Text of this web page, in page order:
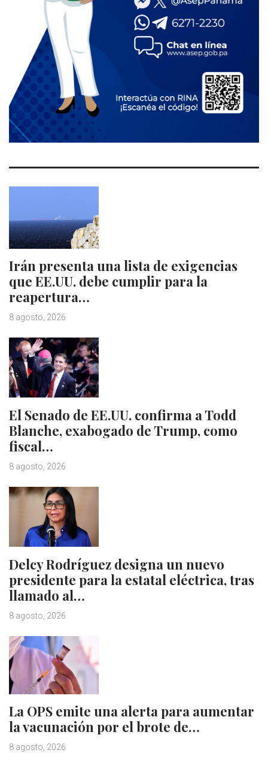
Irán presenta una lista de exigencias
que EE.UU. debe cumplir para la
reapertura…
8 agosto, 2026
El Senado de EE.UU. confirma a Todd
Blanche, exabogado de Trump, como
fiscal…
8 agosto, 2026
Delcy Rodríguez designa un nuevo
presidente para la estatal eléctrica, tras
llamado al…
8 agosto, 2026
La OPS emite una alerta para aumentar
la vacunación por el brote de…
8 agosto, 2026